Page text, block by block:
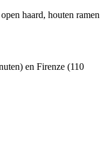
haard, houten ramen
en Firenze (110